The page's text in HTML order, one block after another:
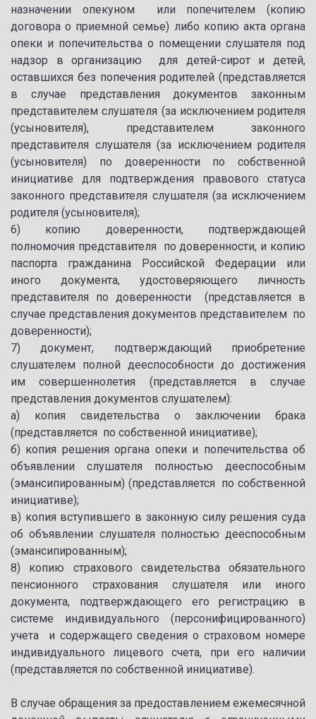
назначении опекуном или попечителем (копию
договора о приемной семье) либо копию акта органа
опеки и попечительства о помещении слушателя под
надзор в организацию для детей-сирот и детей,
оставшихся без попечения родителей (представляется
в случае представления документов законным
представителем слушателя (за исключением родителя
(усыновителя), представителем законного
представителя слушателя (за исключением родителя
(усыновителя) по доверенности по собственной
инициативе для подтверждения правового статуса
законного представителя слушателя (за исключением
родителя (усыновителя);
6) копию доверенности, подтверждающей
полномочия представителя по доверенности, и копию
паспорта гражданина Российской Федерации или
иного документа, удостоверяющего личность
представителя по доверенности (представляется в
случае представления документов представителем по
доверенности);
7) документ, подтверждающий приобретение
слушателем полной дееспособности до достижения
им совершеннолетия (представляется в случае
представления документов слушателем):
а) копия свидетельства о заключении брака
(представляется по собственной инициативе);
б) копия решения органа опеки и попечительства об
объявлении слушателя полностью дееспособным
(эмансипированным) (представляется по собственной
инициативе);
в) копия вступившего в законную силу решения суда
об объявлении слушателя полностью дееспособным
(эмансипированным);
8) копию страхового свидетельства обязательного
пенсионного страхования слушателя или иного
документа, подтверждающего его регистрацию в
системе индивидуального (персонифицированного)
учета и содержащего сведения о страховом номере
индивидуального лицевого счета, при его наличии
(представляется по собственной инициативе).
В случае обращения за предоставлением ежемесячной